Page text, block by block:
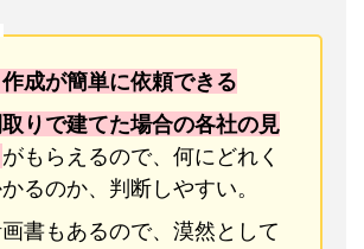
成が簡単に依頼できる
りで建てた場合の各社の見
がもらえるので、何にどれく
るのか、判断しやすい。
書もあるので、漠然として